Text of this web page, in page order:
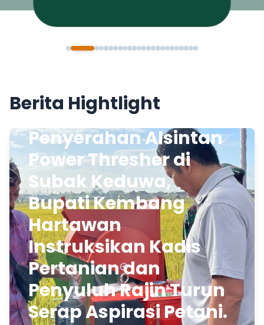
Berita Hightlight
Penyerahan Alsintan
Power Thresher di
Subak Keduwa,
Bupati Kembang
Hartawan
Instruksikan Kadis
Pertanian dan
Penyuluh Rajin Turun
Serap Aspirasi Petani.